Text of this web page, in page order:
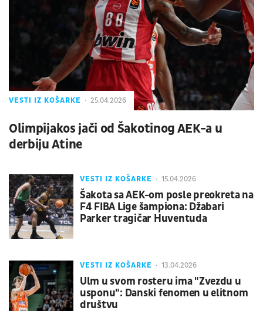
VESTI IZ KOŠARKE 25.04.2026
Olimpijakos jači od Šakotinog AEK-a u
derbiju Atine
VESTI IZ KOŠARKE 15.04.2026
Šakota sa AEK-om posle preokreta na
F4 FIBA Lige šampiona: Džabari
Parker tragičar Huventuda
VESTI IZ KOŠARKE 13.04.2026
Ulm u svom rosteru ima "Zvezdu u
usponu": Danski fenomen u elitnom
društvu